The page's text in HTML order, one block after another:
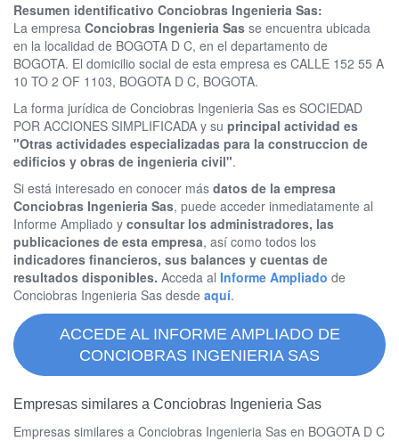
Resumen identificativo Conciobras Ingenieria Sas:
La empresa Conciobras Ingenieria Sas se encuentra ubicada
en la localidad de BOGOTA D C, en el departamento de
BOGOTA. El domicilio social de esta empresa es CALLE 152 55 A
10 TO 2 OF 1103, BOGOTA D C, BOGOTA.
La forma jurídica de Conciobras Ingenieria Sas es SOCIEDAD
POR ACCIONES SIMPLIFICADA y su principal actividad es
"Otras actividades especializadas para la construccion de
edificios y obras de ingenieria civil".
Si está interesado en conocer más datos de la empresa
Conciobras Ingenieria Sas, puede acceder inmediatamente al
Informe Ampliado y consultar los administradores, las
publicaciones de esta empresa, así como todos los
indicadores financieros, sus balances y cuentas de
resultados disponibles. Acceda al Informe Ampliado de
Conciobras Ingenieria Sas desde aquí.
ACCEDE AL INFORME AMPLIADO DE
CONCIOBRAS INGENIERIA SAS
Empresas similares a Conciobras Ingenieria Sas
Empresas similares a Conciobras Ingenieria Sas en BOGOTA D C